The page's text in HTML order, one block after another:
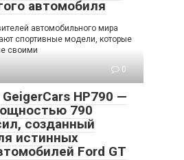
автомобиля
автомобильного мира
спортивные модели, которые
своими
0
HP790 —
790
созданный
истинных
Ford GT